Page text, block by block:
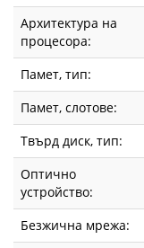
Архитектура на
процесора:
Памет, тип:
Памет, слотове:
Твърд диск, тип:
Оптично
устройство:
Безжична мрежа: